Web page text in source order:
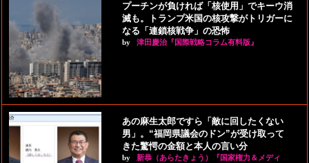
プーチンが負ければ「核使用」でキーウ消
滅も。トランプ米国の核攻撃がトリガーに
なる「連鎖核戦争」の恐怖
by 津田慶治『国際戦略コラム有料版』
あの麻生太郎ですら「敵に回したくない
男」。“福岡県議会のドン”が受け取って
きた驚愕の金額と本人の言い分
by
新恭（あらたきょう）『国家権力＆メディ